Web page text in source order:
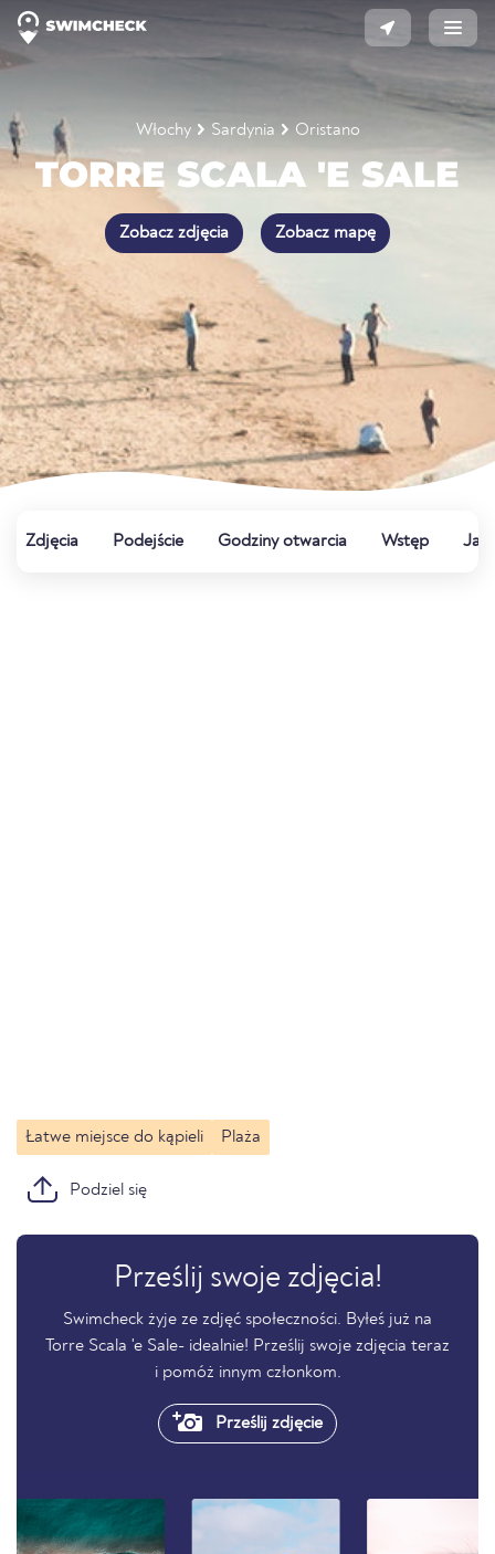
Włochy Sardynia Oristano
TORRE SCALA 'E SALE
Zobacz zdjęcia Zobacz mapę
Zdjęcia Podejście Godziny otwarcia Wstęp
Łatwe miejsce do kąpieli Plaża
Podziel się
Prześlij swoje zdjęcia!
Swimcheck żyje ze zdjęć społeczności. Byłeś już na
Torre Scala 'e Sale- idealnie! Prześlij swoje zdjęcia teraz
i pomóż innym członkom.
Prześlij zdjęcie